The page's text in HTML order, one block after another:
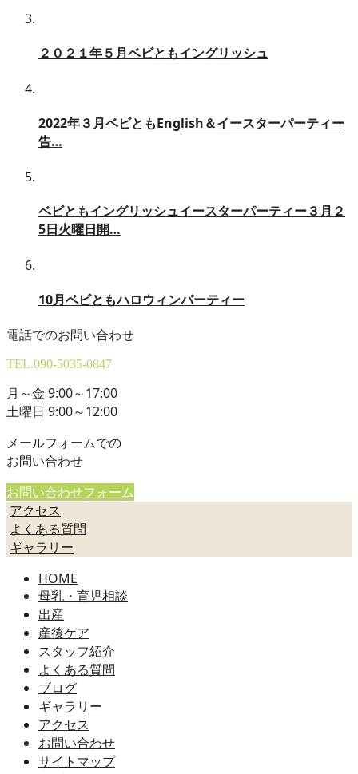
２０２１年５月ベビともイングリッシュ
2022年３月ベビともEnglish＆イースターパーティー
告…
ベビともイングリッシュイースターパーティー３月２
5日火曜日開…
10月ベビともハロウィンパーティー
電話でのお問い合わせ
TEL.090-5035-0847
月～金 9:00～17:00
土曜日 9:00～12:00
メールフォームでの
お問い合わせ
お問い合わせフォーム
アクセス
よくある質問
ギャラリー
HOME
母乳・育児相談
出産
産後ケア
スタッフ紹介
よくある質問
ブログ
ギャラリー
アクセス
お問い合わせ
サイトマップ